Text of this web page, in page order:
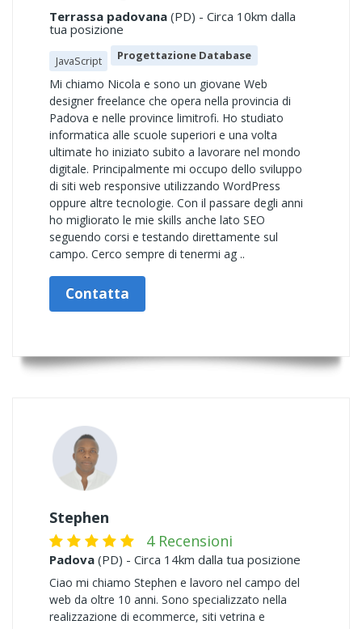
Terrassa padovana (PD) - Circa 10km dalla
tua posizione
JavaScript Progettazione Database
Mi chiamo Nicola e sono un giovane Web
designer freelance che opera nella provincia di
Padova e nelle province limitrofi. Ho studiato
informatica alle scuole superiori e una volta
ultimate ho iniziato subito a lavorare nel mondo
digitale. Principalmente mi occupo dello sviluppo
di siti web responsive utilizzando WordPress
oppure altre tecnologie. Con il passare degli anni
ho migliorato le mie skills anche lato SEO
seguendo corsi e testando direttamente sul
campo. Cerco sempre di tenermi ag ..
Contatta
Stephen
4 Recensioni
Padova (PD) - Circa 14km dalla tua posizione
Ciao mi chiamo Stephen e lavoro nel campo del
web da oltre 10 anni. Sono specializzato nella
realizzazione di ecommerce, siti vetrina e